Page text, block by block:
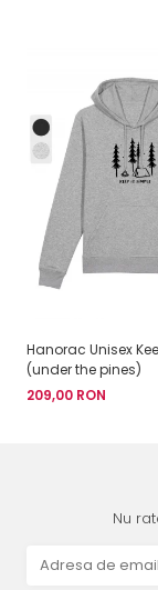
Hanorac Unisex
(under the pines)
209,00 RON
Nu